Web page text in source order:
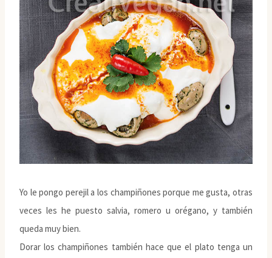
Yo le pongo perejil a los champiñones porque me gusta, otras
veces les he puesto salvia, romero u orégano, y también
queda muy bien.
Dorar los champiñones también hace que el plato tenga un